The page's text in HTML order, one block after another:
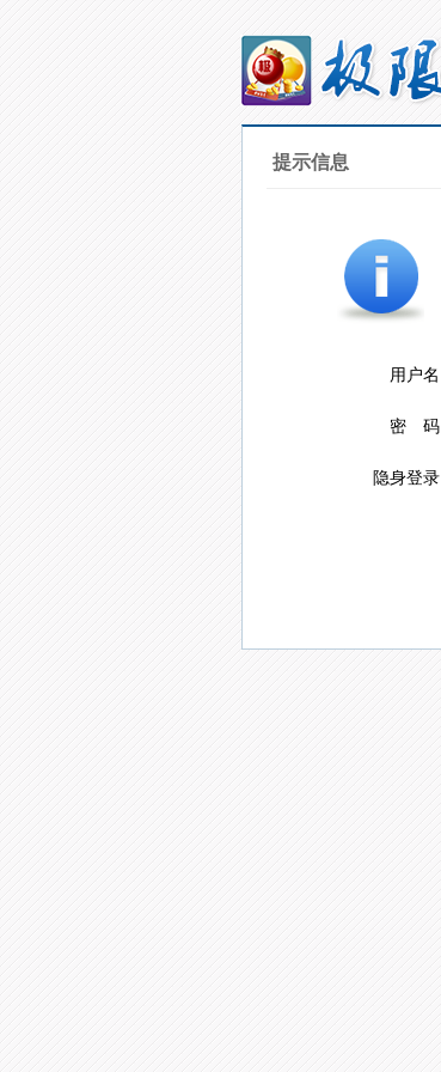
提示信息
用户名
密 码
隐身登录